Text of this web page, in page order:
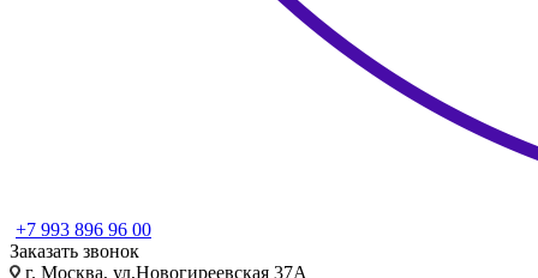
+7 993 896 96 00
Заказать звонок
г. Москва, ул,Новогиреевская 37А